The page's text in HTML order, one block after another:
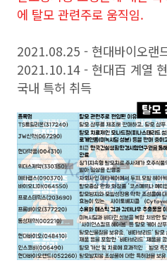
에 탈모 관련주로 움직임.
2021.08.25 - 현대바이오랜
2021.10.14 - 현대百 계열
국내 특허 취득